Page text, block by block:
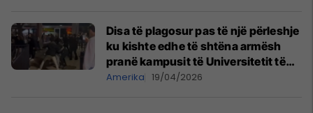
Disa të plagosur pas të një përleshje
ku kishte edhe të shtëna armësh
pranë kampusit të Universitetit të
Iowas
Amerika 19/04/2026